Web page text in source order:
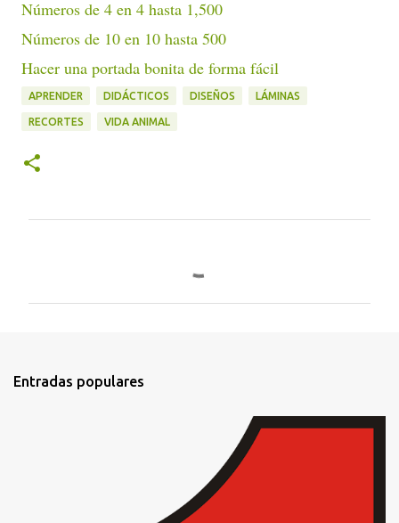
Números de 4 en 4 hasta 1,500
Números de 10 en 10 hasta 500
Hacer una portada bonita de forma fácil
APRENDER DIDÁCTICOS DISEÑOS LÁMINAS
RECORTES VIDA ANIMAL
t
Entradas populares